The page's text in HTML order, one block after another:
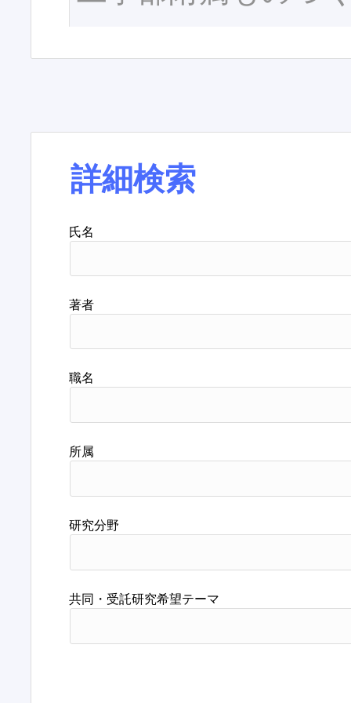
詳細検索
氏名
著者
職名
所属
研究分野
共同・受託研究希望テーマ